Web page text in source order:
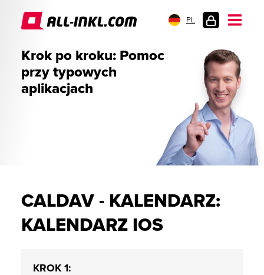
PL
Krok po kroku: Pomoc
przy typowych
aplikacjach
CALDAV - KALENDARZ:
KALENDARZ IOS
KROK 1: